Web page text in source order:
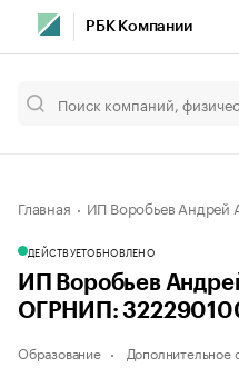
РБК Компании
Главная ИП Воробьев Андрей
ДЕЙСТВУЕТОБНОВЛЕНО
ИП Воробьев
ОГРНИП:
Образование Дополнительное